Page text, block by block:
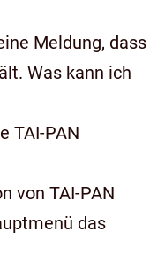
Meldung, dass
Was kann ich
TAI-PAN
von TAI-PAN
das